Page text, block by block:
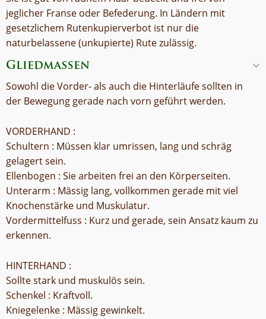
jeglicher Franse oder Befederung. In Ländern mit
gesetzlichem Rutenkupierverbot ist nur die
naturbelassene (unkupierte) Rute zulässig.
Gliedmaßen
Sowohl die Vorder- als auch die Hinterläufe sollten in
der Bewegung gerade nach vorn geführt werden.
VORDERHAND :
Schultern : Müssen klar umrissen, lang und schräg
gelagert sein.
Ellenbogen : Sie arbeiten frei an den Körperseiten.
Unterarm : Mässig lang, vollkommen gerade mit viel
Knochenstärke und Muskulatur.
Vordermittelfuss : Kurz und gerade, sein Ansatz kaum zu
erkennen.
HINTERHAND :
Sollte stark und muskulös sein.
Schenkel : Kraftvoll.
Kniegelenke : Mässig gewinkelt.